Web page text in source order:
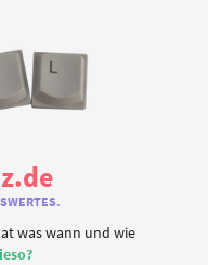
was wann und wie